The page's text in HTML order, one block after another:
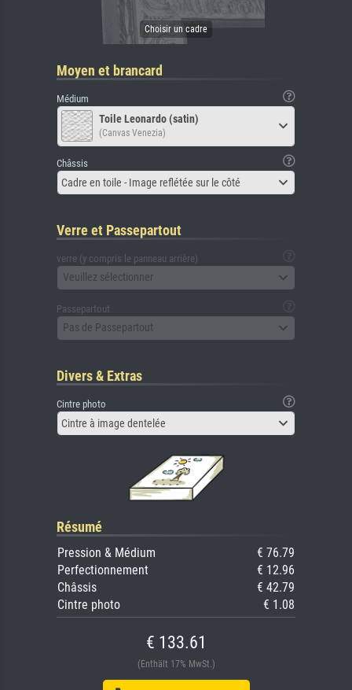
Moyen et brancard
Médium
Toile Leonardo (satin)
(Canvas Venezia)
Châssis
Cadre en toile - Image reflétée sur le côté
Verre et Passepartout
verre (y compris le panneau arrière)
Veuillez sélectionner
Passepartout
Pas de Passepartout
Divers & Extras
Cintre photo
Cintre à image dentelée
Résumé
Pression & Médium
€ 76.79
Perfectionnement
€ 12.96
Châssis
€ 42.79
Cintre photo
€ 1.08
€ 133.61
(Enthält 17% MwSt.)